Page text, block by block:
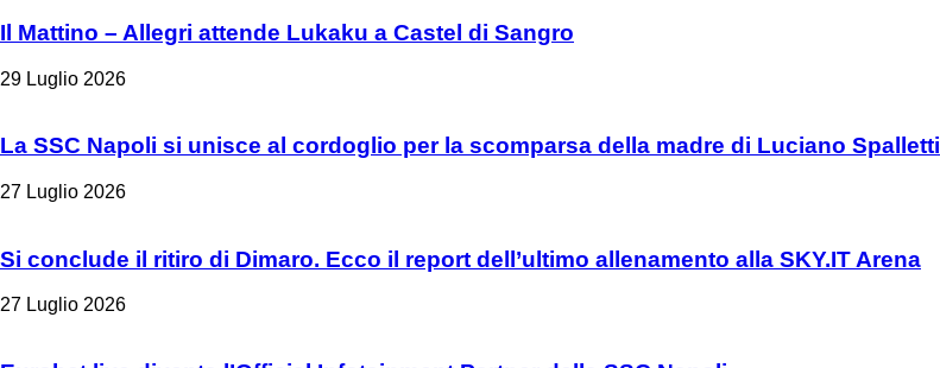
Il Mattino – Allegri attende Lukaku a Castel di Sangro
29 Luglio 2026
La SSC Napoli si unisce al cordoglio per la scomparsa della madre di Luciano Spalletti
27 Luglio 2026
Si conclude il ritiro di Dimaro. Ecco il report dell’ultimo allenamento alla SKY.IT Arena
27 Luglio 2026